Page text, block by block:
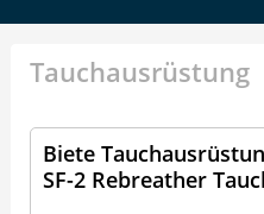
Tauchausrüstung
Biete
SF-2 Rebreather